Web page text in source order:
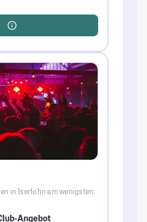
in Iserlohn am wenigsten:
Angebot